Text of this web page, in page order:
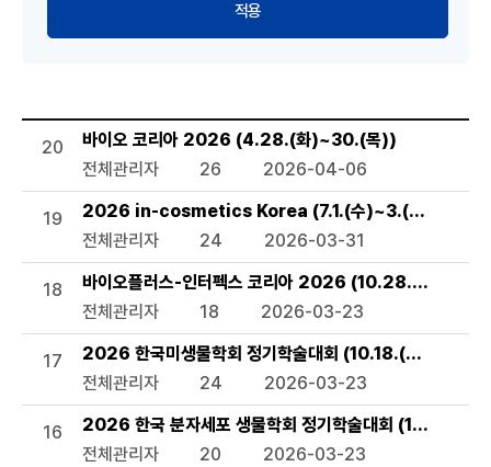
적용
세미나 및 행사 목록으로 번호, 제목, 작성자, 조회수,등록일,
20
바이오 코리아 2026 (4.28.(화)~30.(목))
전체관리자
26 2026-04-06
19
2026 in-cosmetics Korea (7.1.(수)~3.(금))
전체관리자
24 2026-03-31
18
바이오플러스-인터펙스 코리아 2026 (10.28.(수
전체관리자
18 2026-03-23
17
2026 한국미생물학회 정기학술대회 (10.18.(일)~20.(
전체관리자
24 2026-03-23
16
2026 한국 분자세포 생물학회 정기학술대회 (10.6.(화
전체관리자
20 2026-03-23